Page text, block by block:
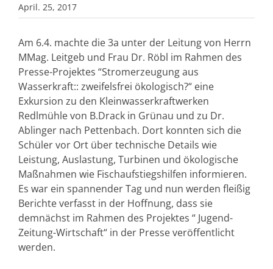
April. 25, 2017
Am 6.4. machte die 3a unter der Leitung von Herrn
MMag. Leitgeb und Frau Dr. Röbl im Rahmen des
Presse-Projektes “Stromerzeugung aus
Wasserkraft:: zweifelsfrei ökologisch?“ eine
Exkursion zu den Kleinwasserkraftwerken
Redlmühle von B.Drack in Grünau und zu Dr.
Ablinger nach Pettenbach. Dort konnten sich die
Schüler vor Ort über technische Details wie
Leistung, Auslastung, Turbinen und ökologische
Maßnahmen wie Fischaufstiegshilfen informieren.
Es war ein spannender Tag und nun werden fleißig
Berichte verfasst in der Hoffnung, dass sie
demnächst im Rahmen des Projektes “ Jugend-
Zeitung-Wirtschaft“ in der Presse veröffentlicht
werden.